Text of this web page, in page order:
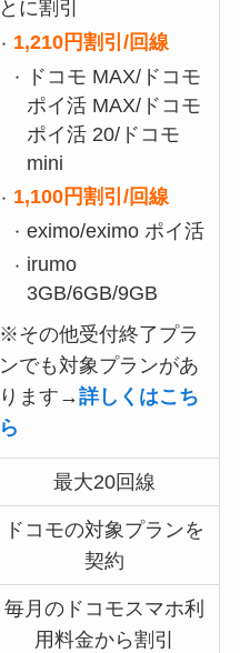
とに割引
1,210円割引/回線
ドコモ MAX/ドコモ
ポイ活 MAX/ドコモ
ポイ活 20/ドコモ
mini
1,100円割引/回線
eximo/eximo ポイ活
irumo
3GB/6GB/9GB
※その他受付終了プラ
ンでも対象プランがあ
ります→詳しくはこち
ら
最大20回線
ドコモの対象プランを
契約
毎月のドコモスマホ利
用料金から割引